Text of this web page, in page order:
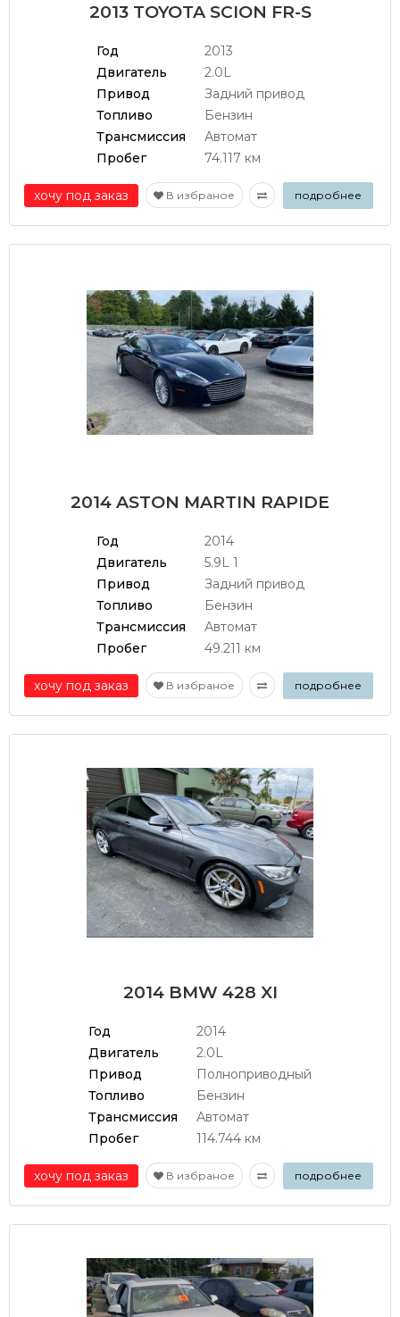
2013 TOYOTA SCION FR-S
Год
2013
Двигатель
2.0L
Привод
Задний привод
Топливо
Бензин
Трансмиссия
Автомат
Пробег
74.117 км
хочу под заказ В избраное подробнее
2014 ASTON MARTIN RAPIDE
Год
2014
Двигатель
5.9L 1
Привод
Задний привод
Топливо
Бензин
Трансмиссия
Автомат
Пробег
49.211 км
хочу под заказ В избраное подробнее
2014 BMW 428 XI
Год
2014
Двигатель
2.0L
Привод
Полноприводный
Топливо
Бензин
Трансмиссия
Автомат
Пробег
114.744 км
хочу под заказ В избраное подробнее